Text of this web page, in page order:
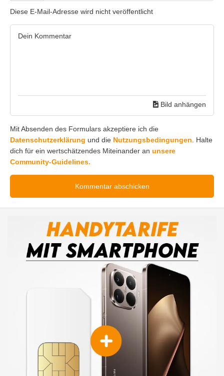
Diese E-Mail-Adresse wird nicht veröffentlicht
Bild anhängen
Mit Absenden des Formulars akzeptiere ich die
Datenschutzerklärung und die Nutzungsbedingungen. Halte
dich für ein wertschätzendes Miteinander an unsere
Community-Guidelines.